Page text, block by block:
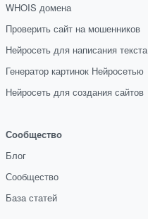
WHOIS домена
Проверить сайт на мошенников
Нейросеть для написания текста
Генератор картинок Нейросетью
Нейросеть для создания сайтов
Сообщество
Блог
Сообщество
База статей